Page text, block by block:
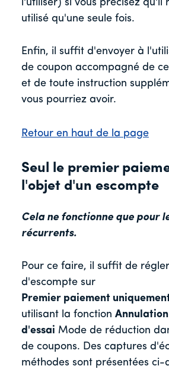
l'utiliser) si vous précisez qu'il
utilisé qu'une seule fois.
Enfin, il suffit d'envoyer à
de coupon accompagné de
et de toute instruction
vous pourriez avoir.
Retour en haut de la page
Seul le premier
l'objet d'un escompte
Cela ne fonctionne que pour
récurrents.
Pour ce faire, il suffit de
d'escompte sur
Premier paiement
utilisant la fonction
d'essai Mode de réduction
de coupons. Des captures
méthodes sont présentées ci-